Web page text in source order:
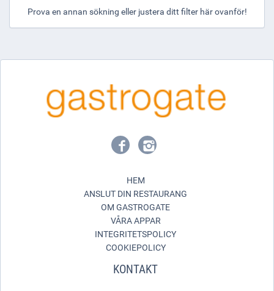
Prova en annan sökning eller justera ditt filter här ovanför!
HEM
ANSLUT DIN RESTAURANG
OM GASTROGATE
VÅRA APPAR
INTEGRITETSPOLICY
COOKIEPOLICY
KONTAKT